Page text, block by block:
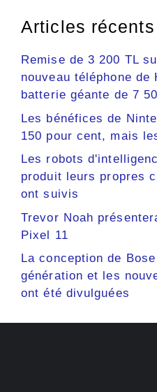
Articles récents
Remise de 3 200 TL
nouveau téléphone de
batterie géante de 7
Les bénéfices de
150 pour cent, mais
Les robots
produit leurs propres
ont suivis
Trevor Noah
Pixel 11
La conception de
génération et les
ont été divulguées